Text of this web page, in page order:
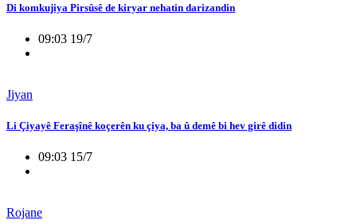
Di komkujiya Pirsûsê de kiryar nehatin darizandin
09:03 19/7
Jiyan
Li Çiyayê Feraşînê koçerên ku çiya, ba û demê bi hev girê didin
09:03 15/7
Rojane